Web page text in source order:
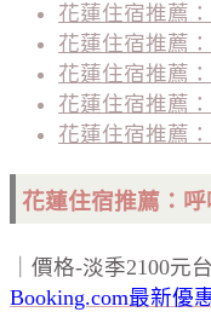
花蓮住宿推薦
花蓮住宿推薦
花蓮住宿推薦
花蓮住宿推薦
花蓮住宿推薦
花蓮住宿推薦：呼
｜價格-淡季2100元
Booking.com最新優